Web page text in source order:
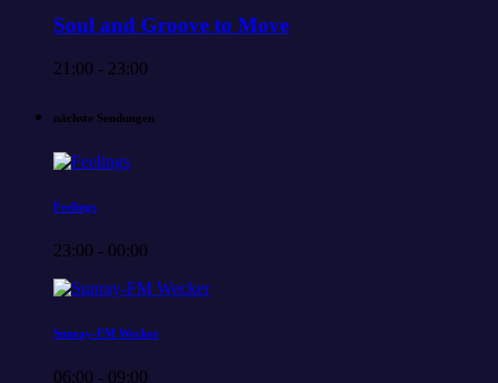
Soul and Groove to Move
21:00 - 23:00
nächste Sendungen
Feelings
23:00 - 00:00
Sunray-FM Wecker
06:00 - 09:00